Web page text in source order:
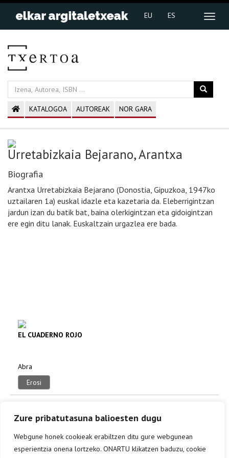
Zure pribatutasuna balioesten dugu
Webgune honek cookieak erabiltzen ditu gure webgunean
esperientzia onena lortzeko. ONARTU klikatzen baduzu, cookie
EU ES
KATALOGOA AUTOREAK NOR GARA
Urretabizkaia Bejarano, Arantxa
Biografia
Arantxa Urretabizkaia Bejarano (Donostia, Gipuzkoa, 1947ko
uztailaren 1a) euskal idazle eta kazetaria da. Eleberrigintzan
jardun izan du batik bat, baina olerkigintzan eta gidoigintzan
ere egin ditu lanak. Euskaltzain urgazlea ere bada.
EL CUADERNO ROJO
Abra
Erosi